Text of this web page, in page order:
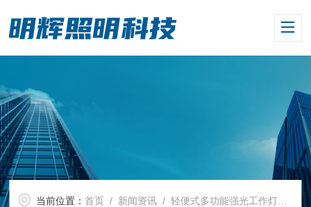
当前位置：首页 / 新闻资讯 / 轻便式多功能强光工作灯的设计与性能优化